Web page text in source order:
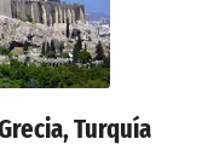
Turquía